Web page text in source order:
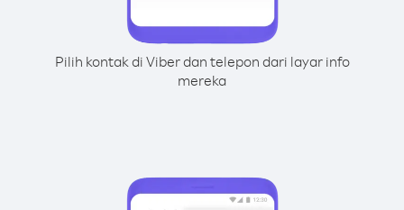
Pilih kontak di Viber dan telepon dari layar info
mereka